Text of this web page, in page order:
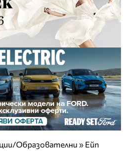
Образователни » Ейп